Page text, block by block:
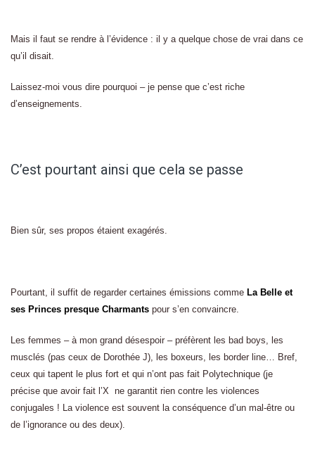
Mais il faut se rendre à l’évidence : il y a quelque chose de vrai dans ce
qu’il disait.
Laissez-moi vous dire pourquoi – je pense que c’est riche
d’enseignements.
C’est pourtant ainsi que cela se passe
Bien sûr, ses propos étaient exagérés.
Pourtant, il suffit de regarder certaines émissions comme La Belle et
ses Princes presque Charmants pour s’en convaincre.
Les femmes – à mon grand désespoir – préfèrent les bad boys, les
musclés (pas ceux de Dorothée J), les boxeurs, les border line… Bref,
ceux qui tapent le plus fort et qui n’ont pas fait Polytechnique (je
précise que avoir fait l’X ne garantit rien contre les violences
conjugales ! La violence est souvent la conséquence d’un mal-être ou
de l’ignorance ou des deux).